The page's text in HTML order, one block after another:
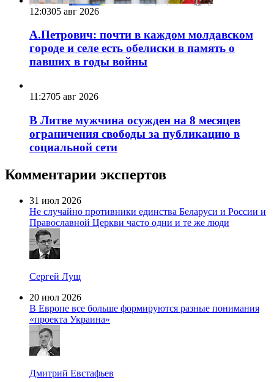
12:0305 авг 2026
А.Петрович: почти в каждом молдавском
городе и селе есть обелиски в память о
павших в годы войны
11:2705 авг 2026
В Литве мужчина осужден на 8 месяцев
ограничения свободы за публикацию в
социальной сети
Комментарии экспертов
31 июл 2026
Не случайно противники единства Беларуси и России и
Православной Церкви часто одни и те же люди
Сергей Лущ
20 июл 2026
В Европе все больше формируются разные понимания
«проекта Украина»
Дмитрий Евстафьев